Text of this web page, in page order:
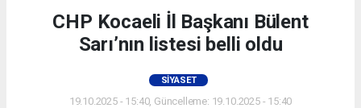
CHP Kocaeli İl Başkanı Bülent
Sarı’nın listesi belli oldu
SIYASET
19.10.2025 - 15:40, Güncelleme: 19.10.2025 - 15:40